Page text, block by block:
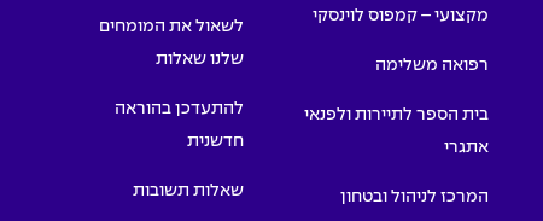
מקצועי – קמפוס לוינסקי
רפואה משלימה
בית הספר לתיירות ולפנאי
אתגרי
המרכז לניהול ובטחון
לשאול את המומחים
שלנו שאלות
להתעדכן בהוראה
חדשנית
שאלות תשובות